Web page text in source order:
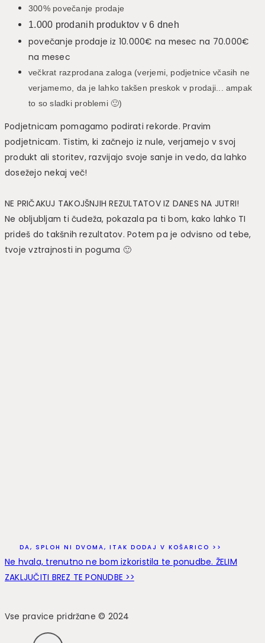
300% povečanje prodaje
1.000 prodanih produktov v 6 dneh
povečanje prodaje iz 10.000€ na mesec na 70.000€
na mesec
večkrat razprodana zaloga (verjemi, podjetnice včasih ne
verjamemo, da je lahko takšen preskok v prodaji... ampak
to so sladki problemi 🙂)
Podjetnicam pomagamo podirati rekorde. Pravim
podjetnicam. Tistim, ki začnejo iz nule, verjamejo v svoj
produkt ali storitev, razvijajo svoje sanje in vedo, da lahko
dosežejo nekaj več!
NE PRIČAKUJ TAKOJŠNJIH REZULTATOV IZ DANES NA JUTRI!
Ne obljubljam ti čudeža, pokazala pa ti bom, kako lahko TI
prideš do takšnih rezultatov. Potem pa je odvisno od tebe,
tvoje vztrajnosti in poguma 🙂
DA, SPLOH NI DVOMA, ITAK DODAJ V KOŠARICO >>
Ne hvala, trenutno ne bom izkoristila te ponudbe. ŽELIM
ZAKLJUČITI BREZ TE PONUDBE >>
Vse pravice pridržane © 2024